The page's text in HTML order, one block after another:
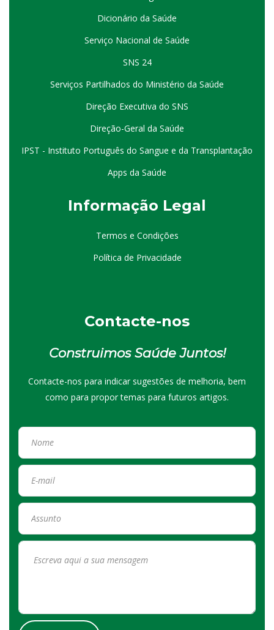
Dicionário da Saúde
Serviço Nacional de Saúde
SNS 24
Serviços Partilhados do Ministério da Saúde
Direção Executiva do SNS
Direção-Geral da Saúde
IPST - Instituto Português do Sangue e da Transplantação
Apps da Saúde
Informação Legal
Termos e Condições
Política de Privacidade
Contacte-nos
Construimos Saúde Juntos!
Contacte-nos para indicar sugestões de melhoria, bem
como para propor temas para futuros artigos.